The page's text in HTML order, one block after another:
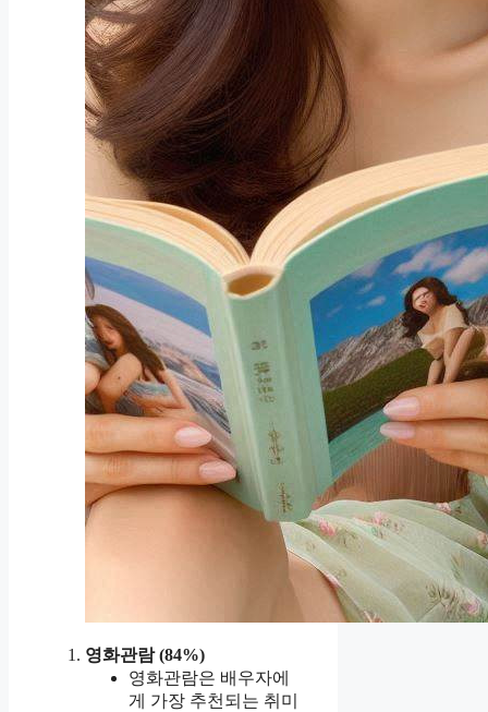
영화관람 (84%)
영화관람은 배우자에
게 가장 추천되는 취미